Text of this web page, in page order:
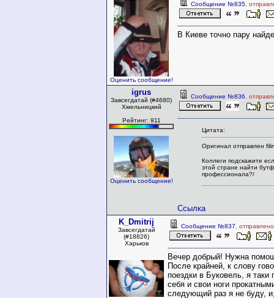
Оценить сообщение!
Сообщение №835 ,
В Киеве точно пару
igrus
Завсегдатай (#4680)
Хмельницкий
Рейтинг: 911
Оценить сообщение!
Сообщение №836 ,
Цитата:
Оригинал отправлен
Коллеги подскажите
этой стране найти
профессионала?/
Ссылка
K_Dmitrij
Завсегдатай
(#18826)
Харьков
Сообщение №837 ,
Вечер добрый! Нужна
После крайней, к слову
поездки в Буковель, я таки
себя и свои ноги
следующий раз я не буду,